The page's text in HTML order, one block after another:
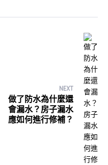
NEXT
做了防水為什麼還
會漏水？房子漏水
應如何進行修補？